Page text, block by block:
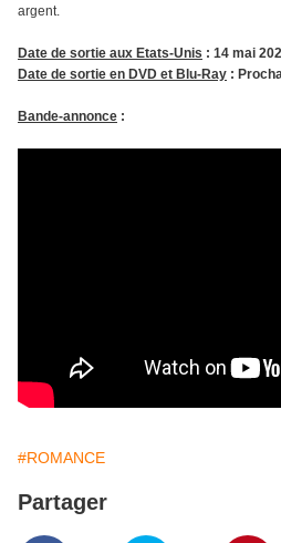
argent.
Date de sortie aux Etats-Unis : 14 mai
Date de sortie en DVD et Blu-Ray :
Bande-annonce :
#ROMANCE
Partager